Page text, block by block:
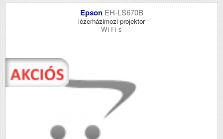
Epson EH-LS670B
lézerházimozi projektor
Wi-Fi-s